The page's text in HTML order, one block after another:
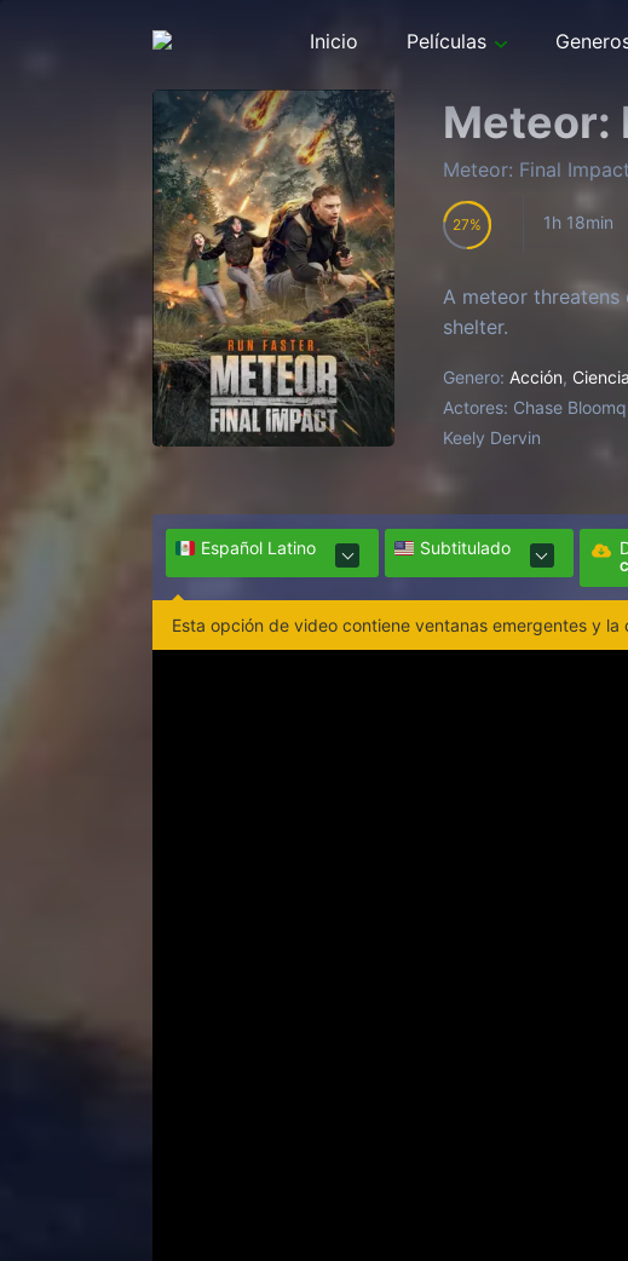
Inicio Películas
Meteor:
Meteor: Final Impact
27 1h 18min
A meteor
shelter.
Genero: Acción,
Actores: Chase
Keely Dervin
Español Latino Subtitulado
Esta opción de video contiene ventanas emergentes y